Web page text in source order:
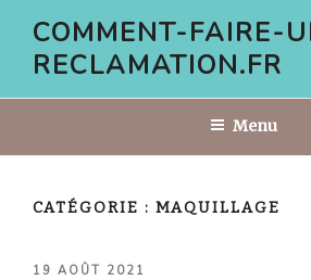
contenu
COMMENT-FAIRE-
RECLAMATION.FR
Menu
CATÉGORIE : MAQUILLAGE
PUBLIÉ
19 AOÛT 2021